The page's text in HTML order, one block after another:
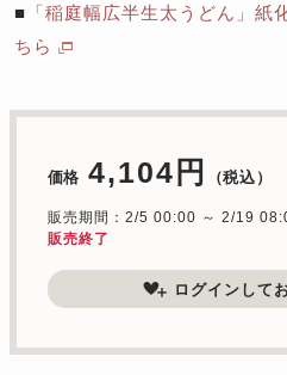
■ 「稲庭幅広半生太うどん」紙
ちら
価格 4,104円 （税込）
販売期間：2/5 00:00 ～ 2/19
販売終了
ログインして